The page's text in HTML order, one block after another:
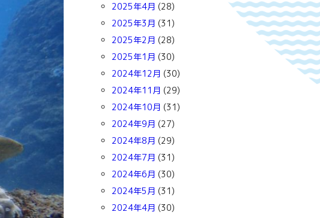
2025年4月 (28)
2025年3月 (31)
2025年2月 (28)
2025年1月 (30)
2024年12月 (30)
2024年11月 (29)
2024年10月 (31)
2024年9月 (27)
2024年8月 (29)
2024年7月 (31)
2024年6月 (30)
2024年5月 (31)
2024年4月 (30)